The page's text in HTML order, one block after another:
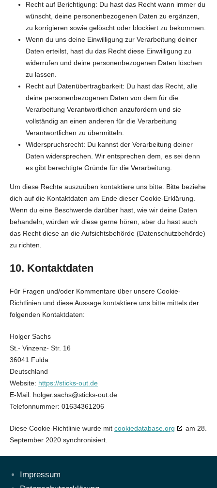
Recht auf Berichtigung: Du hast das Recht wann immer du
wünscht, deine personenbezogenen Daten zu ergänzen,
zu korrigieren sowie gelöscht oder blockiert zu bekommen.
Wenn du uns deine Einwilligung zur Verarbeitung deiner
Daten erteilst, hast du das Recht diese Einwilligung zu
widerrufen und deine personenbezogenen Daten löschen
zu lassen.
Recht auf Datenübertragbarkeit: Du hast das Recht, alle
deine personenbezogenen Daten von dem für die
Verarbeitung Verantwortlichen anzufordern und sie
vollständig an einen anderen für die Verarbeitung
Verantwortlichen zu übermitteln.
Widerspruchsrecht: Du kannst der Verarbeitung deiner
Daten widersprechen. Wir entsprechen dem, es sei denn
es gibt berechtigte Gründe für die Verarbeitung.
Um diese Rechte auszuüben kontaktiere uns bitte. Bitte beziehe
dich auf die Kontaktdaten am Ende dieser Cookie-Erklärung.
Wenn du eine Beschwerde darüber hast, wie wir deine Daten
behandeln, würden wir diese gerne hören, aber du hast auch
das Recht diese an die Aufsichtsbehörde (Datenschutzbehörde)
zu richten.
10. Kontaktdaten
Für Fragen und/oder Kommentare über unsere Cookie-
Richtlinien und diese Aussage kontaktiere uns bitte mittels der
folgenden Kontaktdaten:
Holger Sachs
St.- Vinzenz- Str. 16
36041 Fulda
Deutschland
Website: https://sticks-out.de
E-Mail: holger.sachs@sticks-out.de
Telefonnummer: 01634361206
Diese Cookie-Richtlinie wurde mit cookiedatabase.org
am 28.
September 2020 synchronisiert.
Impressum